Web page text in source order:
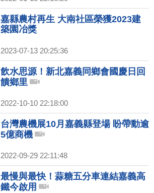
嘉縣農村再生 大南社區榮獲2023建
築園冶獎
2023-07-13 20:25:36
飲水思源！新北嘉義同鄉會國慶日回
饋鄉里
2022-10-10 22:18:00
台灣農機展10月嘉義縣登場 盼帶動逾
5億商機
2022-09-29 22:11:48
最慢與最快！蒜糖五分車連結嘉義高
鐵今啟用